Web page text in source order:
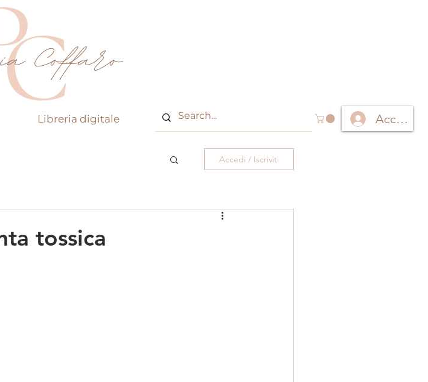
Libreria digitale Accedi
Accedi / Iscriviti
tossica